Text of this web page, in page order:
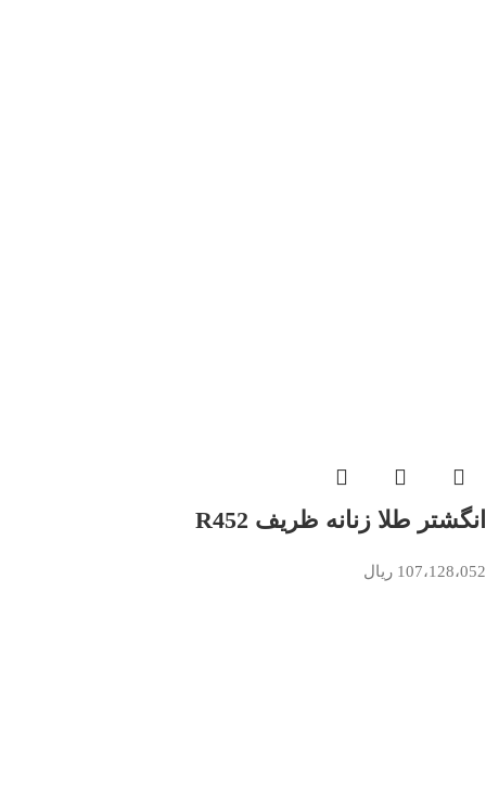
انگشتر طلا زنانه ظریف R452
107،128،052 ریال